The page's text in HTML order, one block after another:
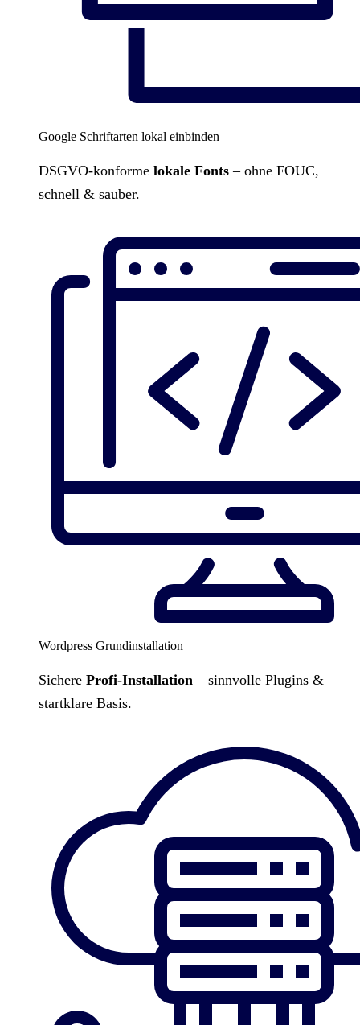
Google Schriftarten lokal einbinden
DSGVO-konforme lokale Fonts – ohne FOUC,
schnell & sauber.
Wordpress Grundinstallation
Sichere Profi-Installation – sinnvolle Plugins &
startklare Basis.